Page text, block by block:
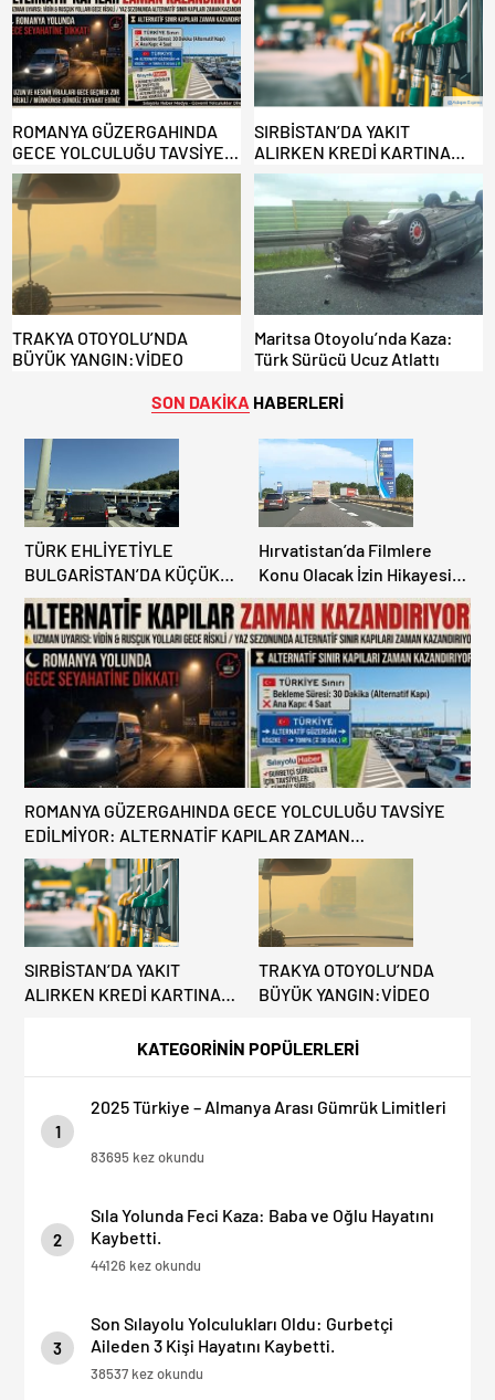
ROMANYA GÜZERGAHINDA
GECE YOLCULUĞU TAVSİYE
EDİLMİYOR: ALTERNATİF
KAPILAR ZAMAN
KAZANDIRIYOR!
SIRBİSTAN’DA YAKIT
ALIRKEN KREDİ KARTINA
DİKKAT: MAĞDUR OLMAYIN!
TRAKYA OTOYOLU’NDA
BÜYÜK YANGIN:VİDEO
Maritsa Otoyolu’nda Kaza:
Türk Sürücü Ucuz Atlattı
SON DAKİKA HABERLERİ
KATEGORİNİN POPÜLERLERİ
1
2025 Türkiye – Almanya Arası Gümrük Limitleri
83695 kez okundu
2
Sıla Yolunda Feci Kaza: Baba ve Oğlu Hayatını
Kaybetti.
44126 kez okundu
3
Son Sılayolu Yolculukları Oldu: Gurbetçi
Aileden 3 Kişi Hayatını Kaybetti.
38537 kez okundu
TÜRK EHLİYETİYLE
BULGARİSTAN’DA KÜÇÜK
HATA, ARACINA 6 AY EL
KONULMASINA YOL AÇTI
Hırvatistan’da Filmlere
Konu Olacak İzin Hikayesi:
Benzinlikte Eşini Unuttu!
ROMANYA GÜZERGAHINDA GECE YOLCULUĞU TAVSİYE
EDİLMİYOR: ALTERNATİF KAPILAR ZAMAN
KAZANDIRIYOR!
SIRBİSTAN’DA YAKIT
ALIRKEN KREDİ KARTINA
TRAKYA OTOYOLU’NDA
BÜYÜK YANGIN:VİDEO